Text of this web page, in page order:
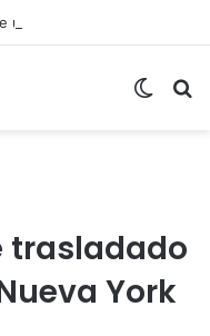
trasladado
York